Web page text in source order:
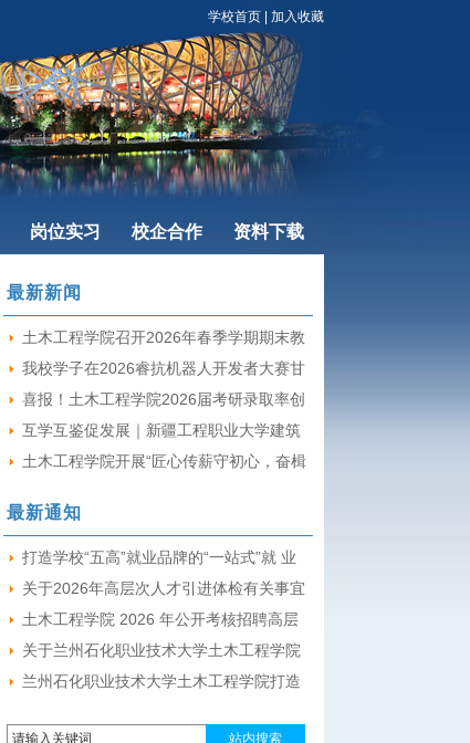
学校首页 加入收藏
岗位实习 校企合作 资料下载
最新新闻
土木工程学院召开2026年春季学期期末教
职工总结大会
我校学子在2026睿抗机器人开发者大赛甘
肃省赛喜获佳绩
喜报！土木工程学院2026届考研录取率创
新高7名学子顺利上岸
互学互鉴促发展｜新疆工程职业大学建筑
工程学院领导莅临我院指导交流工作
土木工程学院开展“匠心传薪守初心，奋楫
流座谈会
最新通知
打造学校“五高”就业品牌的“一站式”就 业
创业综合服务育人体系探索与实践项目
（二期）中标候选人公示
关于2026年高层次人才引进体检有关事宜
的通知
土木工程学院 2026 年公开考核招聘高层
次人才（第二批）总成绩
关于兰州石化职业技术大学土木工程学院
2026年高层次人才引进（第一期）(第二
兰州石化职业技术大学土木工程学院打造